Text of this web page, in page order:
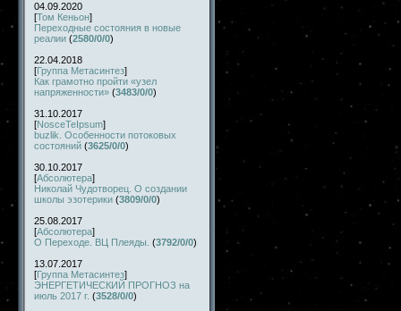
04.09.2020
[Том Кеньон]
Переходные состояния в новые
реалии (2580/0/0)
22.04.2018
[Группа Метасинтез]
Как грамотно пройти «узел
напряженности» (3483/0/0)
31.10.2017
[NosceTeIpsum]
buzlik. Особенности потоковых
состояний (3625/0/0)
30.10.2017
[Абсолютера]
Николай Чудотворец. О создании
школы эзотерики (3809/0/0)
25.08.2017
[Абсолютера]
О Переходе. ВЦ Плеяды. (3792/0/0)
13.07.2017
[Группа Метасинтез]
ЭНЕРГЕТИЧЕСКИЙ ПРОГНОЗ на
июль 2017 г. (3528/0/0)